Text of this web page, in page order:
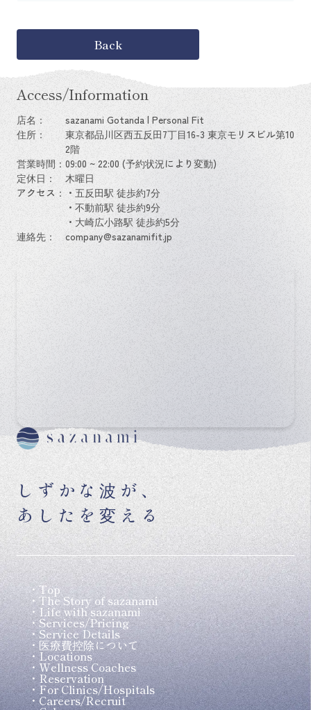
Back
Access/Information
店名：
sazanami Gotanda | Personal Fit
住所：
東京都品川区西五反田7丁目16-3 東京モリスビル第10
2階
営業時間： 09:00 ~ 22:00 (予約状況により変動)
定休日：
木曜日
アクセス： ・五反田駅 徒歩約7分
・不動前駅 徒歩約9分
・大崎広小路駅 徒歩約5分
連絡先：
company@sazanamifit.jp
しずかな波が、
あしたを変える
Top
The Story of sazanami
Life with sazanami
Services/Pricing
Service Details
医療費控除について
Locations
Wellness Coaches
Reservation
For Clinics/Hospitals
Careers/Recruit